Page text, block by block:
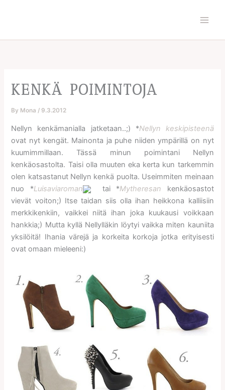
KENKÄ POIMINTOJA
By Mona / 9.3.2012
Nellyn kenkämanialla jatketaan..;) *Nellyn keskipisteenä
ovat nyt kengät. Mainonta ja puhe niiden ympärillä on nyt
kuumimmillaan. Tässä minun poimintani Nellyn
kenkäosastolta. Taisi olla muuten eka kerta kun tarkemmin
olen katsastanut Nellyn kenkä puolta. Useimmiten meinaan
nuo *Luisaviaroman tai *Mytheresan kenkäosastot
vievät voiton;) Itse taidan siis olla ihan heikkona kalliisiin
merkkikenkiin, vaikkei niitä ihan joka kuukausi voikkaan
hankkia;) Mutta kyllä Nellylläkin löytyi vaikka miten kauniita
yksilöitä! Ihania värejä ja korkeita korkoja jotka erityisesti
ovat omaan mieleeni:)